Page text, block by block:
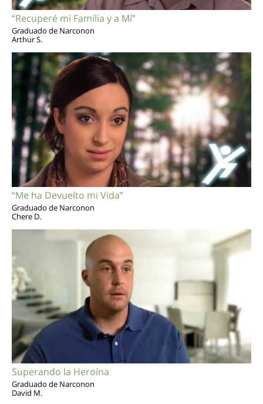
“Recuperé mi Familia y a Mí”
Graduado de Narconon
Arthur S.
“Me ha Devuelto mi Vida”
Graduado de Narconon
Chere D.
Superando la Heroína
Graduado de Narconon
David M.